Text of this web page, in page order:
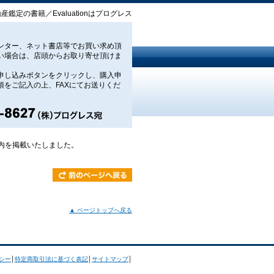
鑑定の書籍／Evaluationはプログレス
る―農的活動の新展開と
』のご案内を掲載いたし
ター、ネット書店等でお買い求め頂
場合は、店頭からお取り寄せ頂けま
し込みボタンをクリックし、購入申
をご記入の上、FAXにてお送りくだ
を掲載いたしました。
▲ ページトップへ戻る
ー 特定商取引法に基づく表記 サイトマップ│